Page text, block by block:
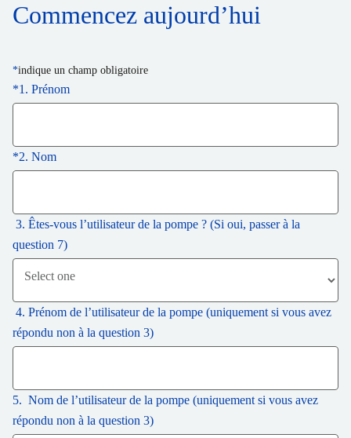
Commencez aujourd’hui
*indique un champ obligatoire
*1. Prénom
*2. Nom
3. Êtes-vous l’utilisateur de la pompe ? (Si oui, passer à la
question 7)
4. Prénom de l’utilisateur de la pompe (uniquement si vous avez
répondu non à la question 3)
5. Nom de l’utilisateur de la pompe (uniquement si vous avez
répondu non à la question 3)